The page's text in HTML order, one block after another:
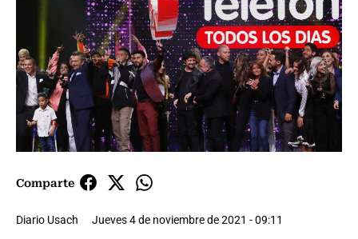
Comparte
Diario Usach Jueves 4 de noviembre de 2021 - 09:11